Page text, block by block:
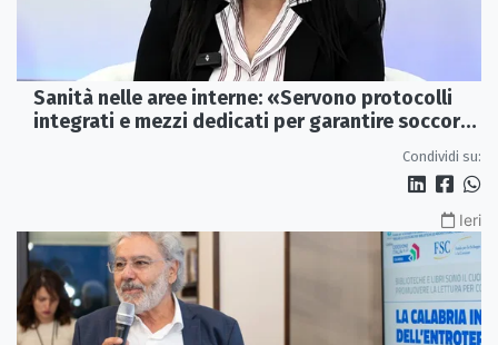
Sanità nelle aree interne: «Servono protocolli
integrati e mezzi dedicati per garantire soccorsi
Condividi su:
Ieri